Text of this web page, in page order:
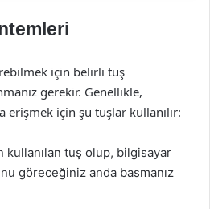
için belirli tuş
gerekir. Genellikle,
erişmek için şu tuşlar kullanılır:
kullanılan tuş olup, bilgisayar
göreceğiniz anda basmanız